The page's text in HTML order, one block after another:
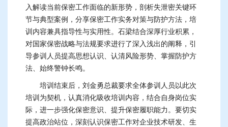
入解读当前保密工作面临的新形势，剖析失泄密关键环
节与典型案例，分享保密工作实务对策与防护方法，培
训内容兼具指导性与实用性。石梁结合深厚行业积累，
对国家保密战略与法规要求进行了深入浅出的阐释，引
导参训人员提高思想认识、认清风险形势、掌握防护方
法、始终警钟长鸣。
培训结束后，刘金勇总裁要求全体参训人员以此次
培训为契机，认真消化吸收培训内容，结合自身岗位实
际，进一步强化保密意识、提升保密履职能力。要切实
提高政治站位，深刻认识保密工作对企业技术研发、生